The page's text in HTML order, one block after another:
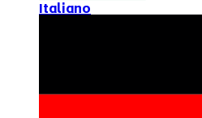
Italiano